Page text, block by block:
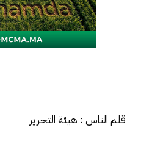
قلم الناس : هيئة التحرير